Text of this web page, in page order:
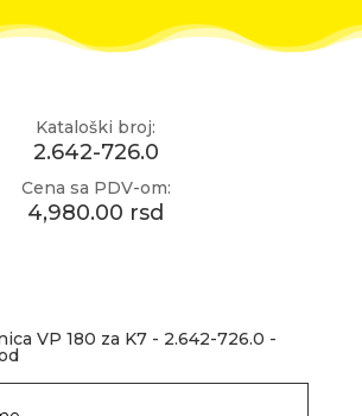
Kataloški broj:
2.642-726.0
Cena sa PDV-om:
4,980.00 rsd
VP 180 za K7 - 2.642-726.0 -